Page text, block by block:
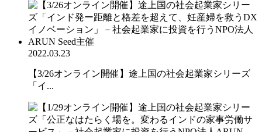
2022.03.23
【3/26オンライン開催】途上国の社会起業家シリーズ
「イ...